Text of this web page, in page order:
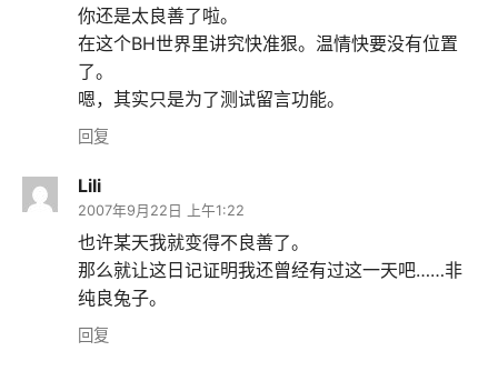
你还是太良善了啦。
在这个BH世界里讲究快准狠。温情快要没有位置
了。
嗯，其实只是为了测试留言功能。
回复
Lili
2007年9月22日 上午1:22
也许某天我就变得不良善了。
那么就让这日记证明我还曾经有过这一天吧……非
纯良兔子。
回复